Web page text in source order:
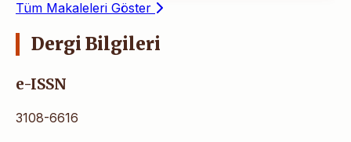
Tüm Makaleleri Göster
Dergi Bilgileri
e-ISSN
3108-6616